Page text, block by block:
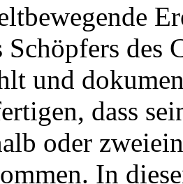
Schöpfers des
und
dass
oder
In